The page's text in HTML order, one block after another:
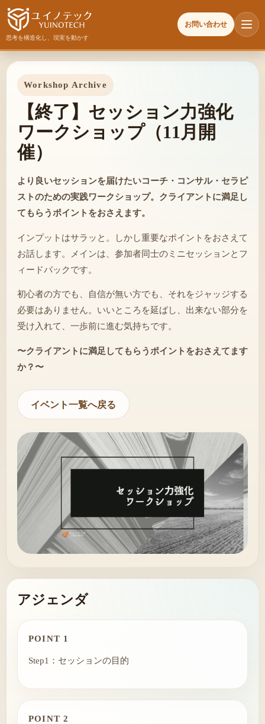
思考を構造化し、現実を動かす
お問い合わせ
Workshop Archive
【終了】セッション力強化
ワークショップ（11月開
催）
より良いセッションを届けたいコーチ・コンサル・セラピ
ストのための実践ワークショップ。クライアントに満足し
てもらうポイントをおさえます。
インプットはサラッと。しかし重要なポイントをおさえて
お話します。メインは、参加者同士のミニセッションとフ
ィードバックです。
初心者の方でも、自信が無い方でも、それをジャッジする
必要はありません。いいところを延ばし、出来ない部分を
受け入れて、一歩前に進む気持ちです。
〜クライアントに満足してもらうポイントをおさえてます
か？〜
イベント一覧へ戻る
アジェンダ
POINT 1
Step1：セッションの目的
POINT 2